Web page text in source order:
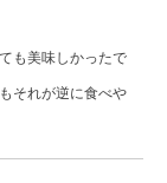
も美味しかったで
それが逆に食べや